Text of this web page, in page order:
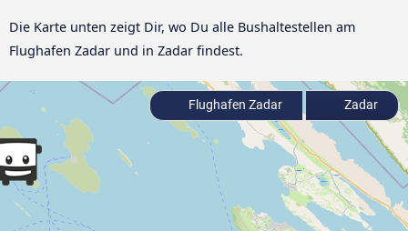
Die Karte unten zeigt Dir, wo Du alle Bushaltestellen am
Flughafen Zadar und in Zadar findest.
Flughafen Zadar Zadar